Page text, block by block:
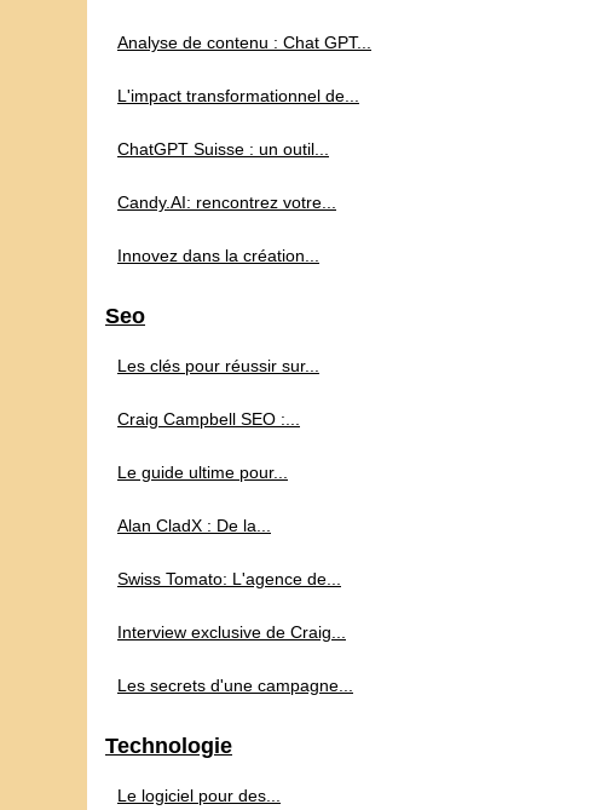
Analyse de contenu : Chat GPT...
L'impact transformationnel de...
ChatGPT Suisse : un outil...
Candy.AI: rencontrez votre...
Innovez dans la création...
Seo
Les clés pour réussir sur...
Craig Campbell SEO :...
Le guide ultime pour...
Alan CladX : De la...
Swiss Tomato: L'agence de...
Interview exclusive de Craig...
Les secrets d'une campagne...
Technologie
Le logiciel pour des...